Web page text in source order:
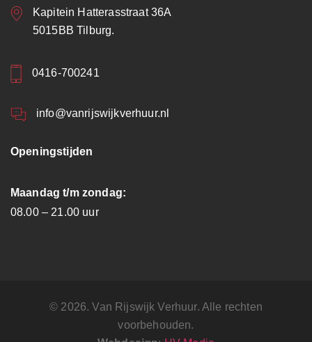
Kapitein Hatterasstraat 36A
5015BB Tilburg.
0416-700241
info@vanrijswijkverhuur.nl
Openingstijden
Maandag t/m zondag:
08.00 – 21.00 uur
© 2026. Van Rijswijk Verhuur. Alle rechten
voorbehouden.